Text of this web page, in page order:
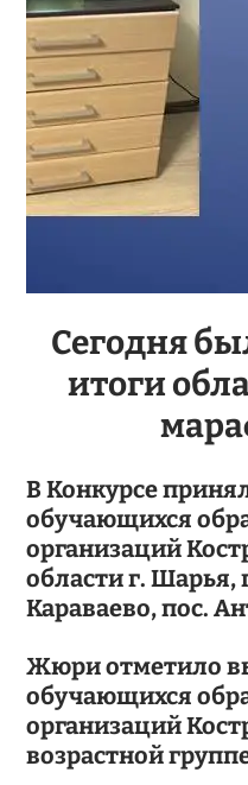
Сегодня
итоги
В Конкурсе
обучающихся
организаций
области г. Шарья,
Караваево, пос.
Жюри отметило
обучающихся
организаций
возрастной